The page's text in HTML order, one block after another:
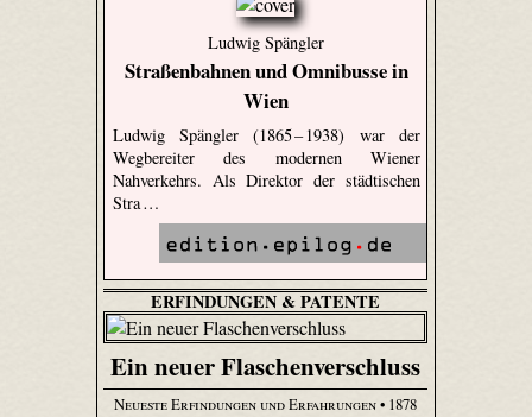
Ludwig Spängler
Straßenbahnen und Omnibusse in
Wien
Ludwig Spängler (1865 – 1938) war der
Wegbereiter des modernen Wiener
Nahverkehrs. Als Direktor der städtischen
Stra …
ERFINDUNGEN & PATENTE
Ein neuer Flaschenverschluss
Neueste Erfindungen und Erfahrungen• 1878